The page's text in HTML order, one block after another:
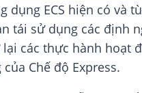
dụng ECS hiện có và
tái sử dụng các định
các thực hành hoạt
Chế độ Express.